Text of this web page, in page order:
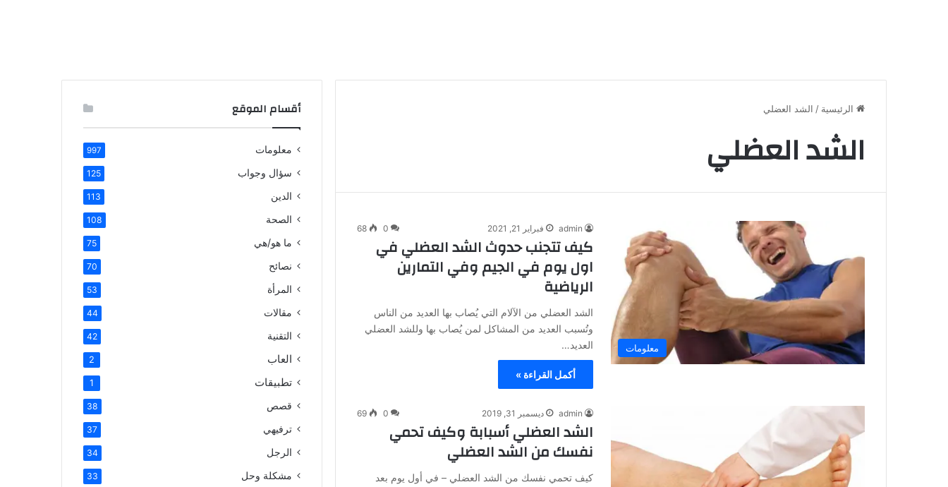
الرئيسية / الشد العضلي
الشد العضلي
معلومات
admin فبراير 21, 2021 0
68
كيف تتجنب حدوث الشد العضلي في
اول يوم في الجيم وفي التمارين
الرياضية
الشد العضلي من الآلام التي يُصاب بها العديد من الناس
وتُسبب العديد من المشاكل لمن يُصاب بها وللشد العضلي
العديد…
أكمل القراءة »
admin ديسمبر 31, 2019 0
69
الشد العضلي أسبابة وكيف تحمي
نفسك من الشد العضلي
كيف تحمي نفسك من الشد العضلي – في أول يوم بعد
أقسام الموقع
معلومات 997
سؤال وجواب 125
الدين 113
الصحة 108
ما هو/هي 75
نصائح 70
المرأة 53
مقالات 44
التقنية 42
العاب 2
تطبيقات 1
قصص 38
ترفيهي 37
الرجل 34
مشكلة وحل 33